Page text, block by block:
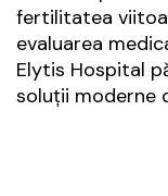
fertilitatea
evaluarea
Elytis Hospital
soluții moderne